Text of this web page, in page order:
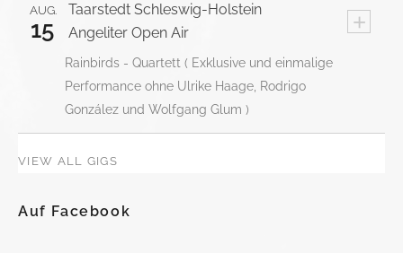
Taarstedt Schleswig-Holstein +
AUG.
15 Angeliter Open Air
Rainbirds - Quartett ( Exklusive und einmalige
Performance ohne Ulrike Haage, Rodrigo
González und Wolfgang Glum )
VIEW ALL GIGS
Auf Facebook